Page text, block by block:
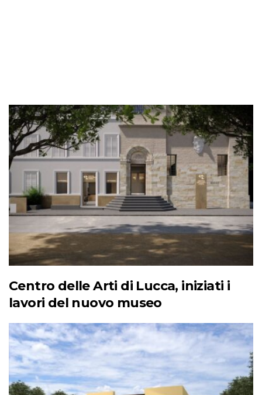
Centro delle Arti di Lucca, iniziati i
lavori del nuovo museo